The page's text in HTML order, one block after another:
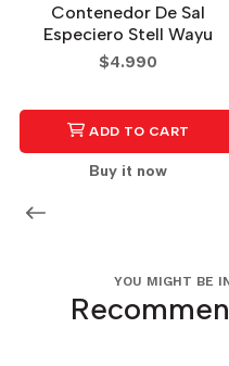
Contenedor De Sal
Especiero Stell Wayu
$4.990
ADD TO CART
Buy it now
YOU MIGHT BE